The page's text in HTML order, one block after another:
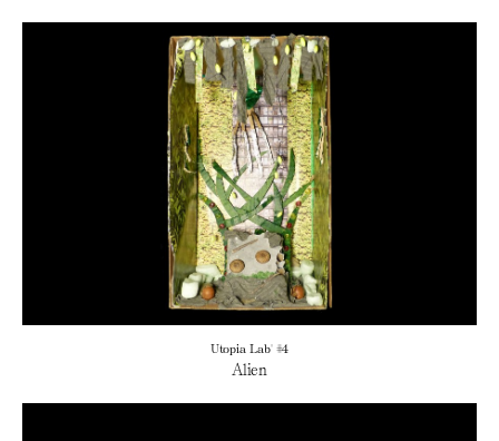
Utopia Lab' #4
Alien